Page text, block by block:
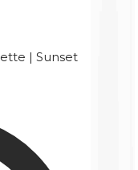
| Sunset